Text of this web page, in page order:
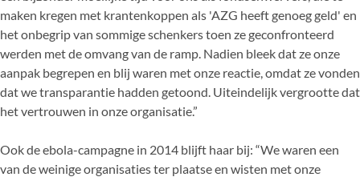
maken kregen met krantenkoppen als 'AZG heeft genoeg geld' en
het onbegrip van sommige schenkers toen ze geconfronteerd
werden met de omvang van de ramp. Nadien bleek dat ze onze
aanpak begrepen en blij waren met onze reactie, omdat ze vonden
dat we transparantie hadden getoond. Uiteindelijk vergrootte dat
het vertrouwen in onze organisatie.”
Ook de ebola-campagne in 2014 blijft haar bij: “We waren een
van de weinige organisaties ter plaatse en wisten met onze